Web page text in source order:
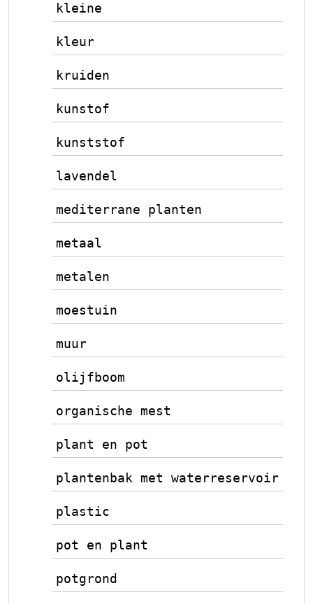
kleine
kleur
kruiden
kunstof
kunststof
lavendel
mediterrane planten
metaal
metalen
moestuin
muur
olijfboom
organische mest
plant en pot
plantenbak met waterreservoir
plastic
pot en plant
potgrond